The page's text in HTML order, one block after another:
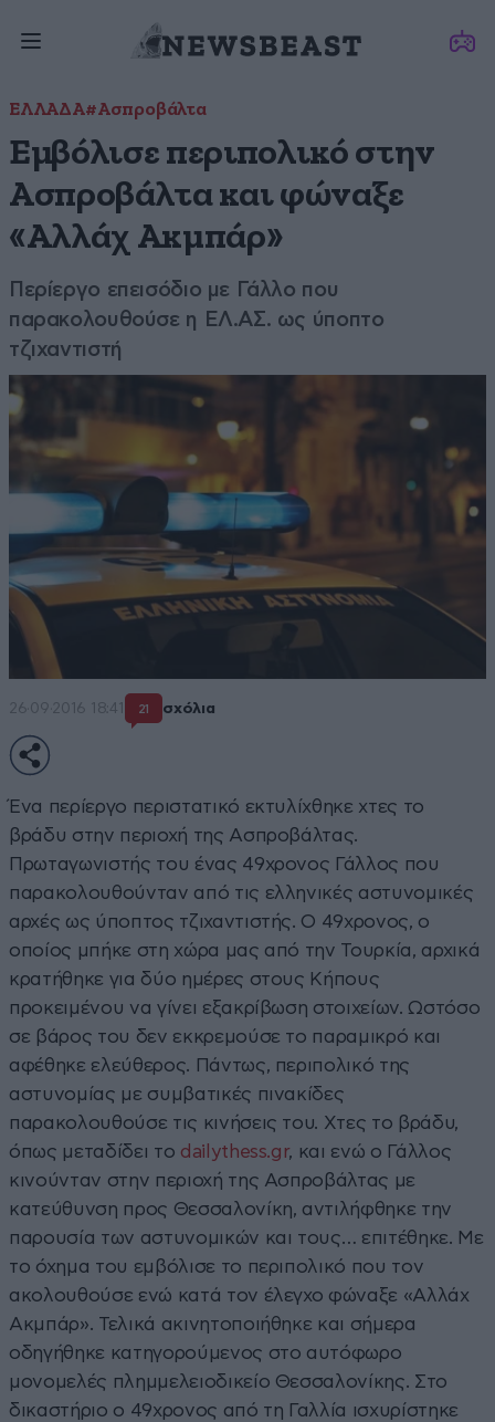
ΕΛΛΑΔΑ#Ασπροβάλτα
Εμβόλισε περιπολικό στην
Ασπροβάλτα και φώναξε
«Αλλάχ Ακμπάρ»
Περίεργο επεισόδιο με Γάλλο που
παρακολουθούσε η ΕΛ.ΑΣ. ως ύποπτο
τζιχαντιστή
26·09·2016 18:41 21 σχόλια
Ένα περίεργο περιστατικό εκτυλίχθηκε χτες το
βράδυ στην περιοχή της Ασπροβάλτας.
Πρωταγωνιστής του ένας 49χρονος Γάλλος που
παρακολουθούνταν από τις ελληνικές αστυνομικές
αρχές ως ύποπτος τζιχαντιστής. Ο 49χρονος, ο
οποίος μπήκε στη χώρα μας από την Τουρκία, αρχικά
κρατήθηκε για δύο ημέρες στους Κήπους
προκειμένου να γίνει εξακρίβωση στοιχείων. Ωστόσο
σε βάρος του δεν εκκρεμούσε το παραμικρό και
αφέθηκε ελεύθερος. Πάντως, περιπολικό της
αστυνομίας με συμβατικές πινακίδες
παρακολουθούσε τις κινήσεις του. Χτες το βράδυ,
όπως μεταδίδει το dailythess.gr, και ενώ ο Γάλλος
κινούνταν στην περιοχή της Ασπροβάλτας με
κατεύθυνση προς Θεσσαλονίκη, αντιλήφθηκε την
παρουσία των αστυνομικών και τους… επιτέθηκε. Με
το όχημα του εμβόλισε το περιπολικό που τον
ακολουθούσε ενώ κατά τον έλεγχο φώναξε «Αλλάχ
Ακμπάρ». Τελικά ακινητοποιήθηκε και σήμερα
οδηγήθηκε κατηγορούμενος στο αυτόφωρο
μονομελές πλημμελειοδικείο Θεσσαλονίκης. Στο
δικαστήριο ο 49χρονος από τη Γαλλία ισχυρίστηκε